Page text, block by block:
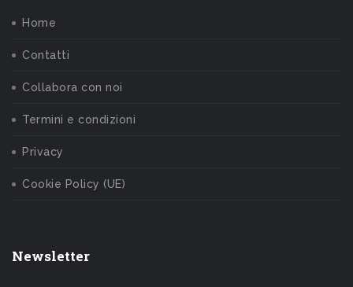
Home
Contatti
Collabora con noi
Termini e condizioni
Privacy
Cookie Policy (UE)
Newsletter